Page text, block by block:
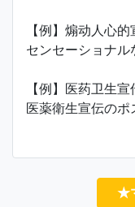
【例】煽动人心的
センセーショナル
【例】医药卫生宣
医薬衛生宣伝のポ
★